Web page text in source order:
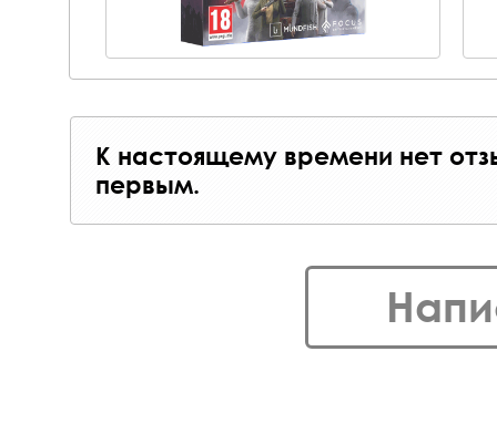
К настоящему времени нет
первым.